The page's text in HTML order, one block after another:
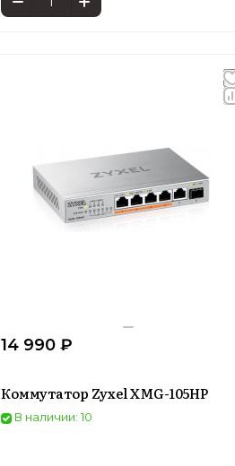
14 990 ₽
Коммутатор Zyxel XMG-105HP
В наличии: 10